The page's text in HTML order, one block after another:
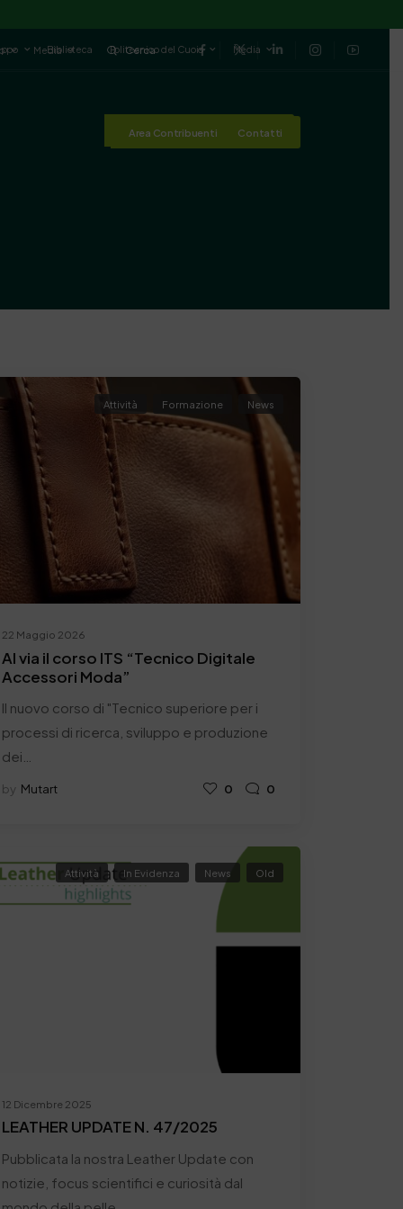
Media Cerca
Area Contribuenti Contatti
Biblioteca Politecnico del Cuoio Media
Area Contribuenti Contatti
22 Maggio 2026
Attività Formazione News
Al via il corso ITS “Tecnico Digitale
Accessori Moda”
Il nuovo corso di "Tecnico superiore per i
processi di ricerca, sviluppo e produzione
dei…
by Mutart 0 0
12 Dicembre 2025
Attività In Evidenza News Old
LEATHER UPDATE N. 47/2025
Pubblicata la nostra Leather Update con
notizie, focus scientifici e curiosità dal